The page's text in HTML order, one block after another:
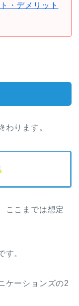
・デメリット
わります。
ここまでは想定
す。
ケーションズの2